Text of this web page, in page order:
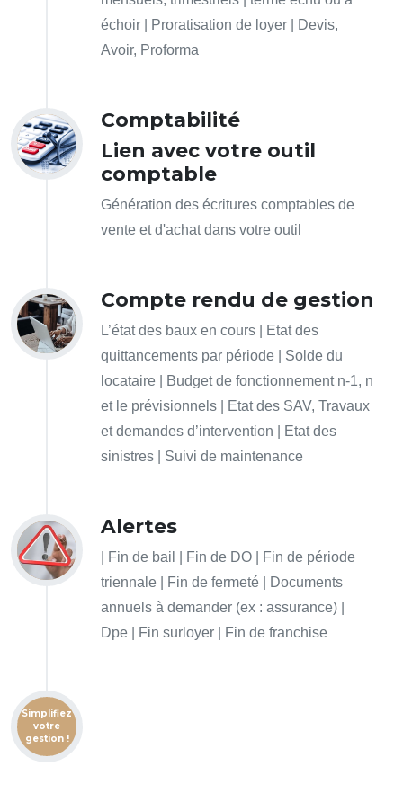
échoir | Proratisation de loyer | Devis,
Avoir, Proforma
Comptabilité
Lien avec votre outil
comptable
Génération des écritures comptables de
vente et d'achat dans votre outil
Compte rendu de gestion
L’état des baux en cours | Etat des
quittancements par période | Solde du
locataire | Budget de fonctionnement n-1, n
et le prévisionnels | Etat des SAV, Travaux
et demandes d’intervention | Etat des
sinistres | Suivi de maintenance
Alertes
| Fin de bail | Fin de DO | Fin de période
triennale | Fin de fermeté | Documents
annuels à demander (ex : assurance) |
Dpe | Fin surloyer | Fin de franchise
Simplifiez
votre
gestion !